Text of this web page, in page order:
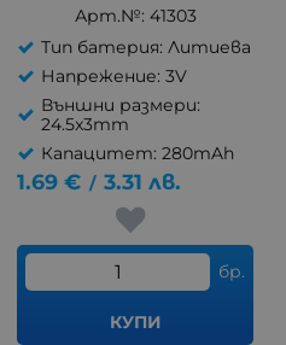
Арт.№: 41303
Тип батерия: Литиева
Напрежение: 3V
Външни размери:
24.5x3mm
Капацитет: 280mAh
1.69 € / 3.31 лв.
бр.
КУПИ